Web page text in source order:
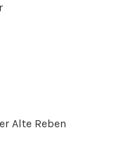
Alte Reben